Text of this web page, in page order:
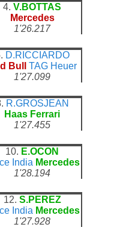
4. V.BOTTAS
Mercedes
1'26.217
D.RICCIARDO
Bull
TAG Heuer
1'27.099
R.GROSJEAN
Haas Ferrari
1'27.455
10. E.OCON
India Mercedes
1'28.194
12. S.PEREZ
India Mercedes
1'27.928